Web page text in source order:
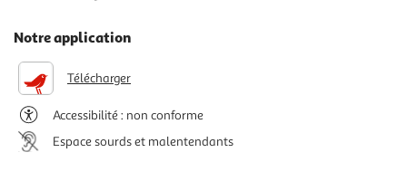
Notre application
Télécharger
Accessibilité : non conforme
Espace sourds et malentendants